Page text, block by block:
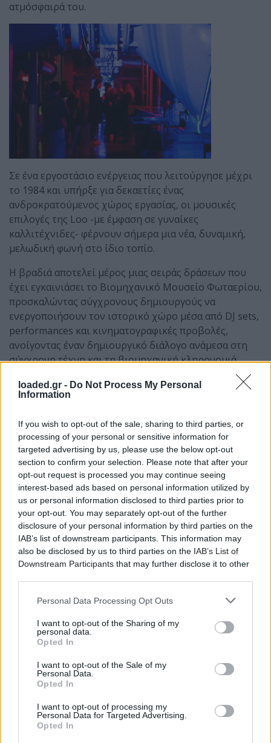
loaded.gr - Do Not Process My Personal
Information
If you wish to opt-out of the sale, sharing to third parties, or
processing of your personal or sensitive information for
targeted advertising by us, please use the below opt-out
section to confirm your selection. Please note that after your
opt-out request is processed you may continue seeing
interest-based ads based on personal information utilized by
us or personal information disclosed to third parties prior to
your opt-out. You may separately opt-out of the further
disclosure of your personal information by third parties on the
IAB’s list of downstream participants. This information may
also be disclosed by us to third parties on the IAB’s List of
Downstream Participants that may further disclose it to other
Personal Data Processing Opt Outs
I want to opt-out of the Sharing of my
personal data.
Opted In
I want to opt-out of the Sale of my
Personal Data.
Opted In
I want to opt-out of processing my
Personal Data for Targeted Advertising.
Opted In
ατμόσφαιρά του.
Σε ένα εργοστάσιο ενέργειας που λειτούργησε μέχρι
το 1984 και υπήρξε για δεκαετίες ένας
ανδροκρατούμενος χώρος εργασίας, οι μουσικές
επιλογές της Loo -με έμφαση σε γυναίκες
καλλιτέχνιδες- φέρνουν σήμερα μια νέα, δυναμική,
μελωδική φωνή στο ίδιο τοπίο.
Η βραδιά αποτελεί μέρος μιας σειράς δράσεων που
έχει εγκαινιάσει το Βιομηχανικό Μουσείο Φωταερίου,
προσκαλώντας σύγχρονους δημιουργούς να
ενεργοποιήσουν τον ιστορικό χώρο μέσα από DJ sets,
performances και κινηματογραφικές προβολές,
ανοίγοντας έναν δημιουργικό διάλογο ανάμεσα στη
σύγχρονη τέχνη και τη βιομηχανική κληρονομιά.
Λίγα λόγια για τη Loo
ΗLoo (aka Μαριλένα Ορφανού)είναι DJ, παραγωγός,
συνθέτρια και ερμηνεύτρια με δραστηριότητα στον
κινηματογράφου και του σύγχρονου θεάτρου. Η
σκοτεινά θέατρα και κινηματογραφικές αφηγήσεις,
συνδυάζοντας synths, έγχορδα και dreamy φωνητικά
σε έναν ήχο με έντονες darkwave και sadcore
αναφορές.
projectsSomeone Who Isn’t Me,ZòNTAZòA καιBerlin
Brides, ενώ έχει συνθέσει μουσική για